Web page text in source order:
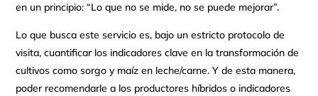
en un principio: “Lo que no se mide, no se puede mejorar”.
Lo que busca este servicio es, bajo un estricto protocolo de
visita, cuantificar los indicadores clave en la transformación de
cultivos como sorgo y maíz en leche/carne. Y de esta manera,
poder recomendarle a los productores híbridos o indicadores